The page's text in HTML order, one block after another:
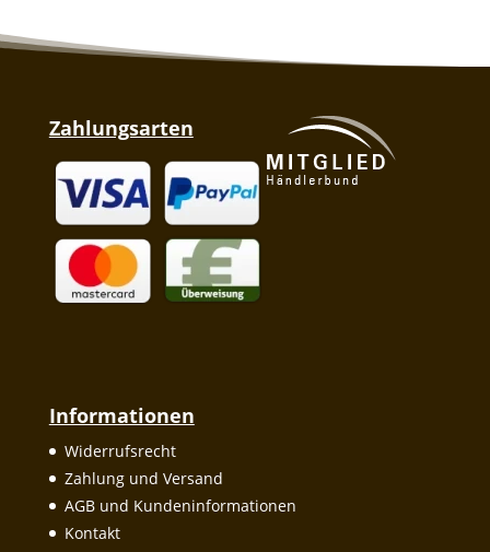
Zahlungsarten
Informationen
Widerrufsrecht
Zahlung und Versand
AGB und Kundeninformationen
Kontakt